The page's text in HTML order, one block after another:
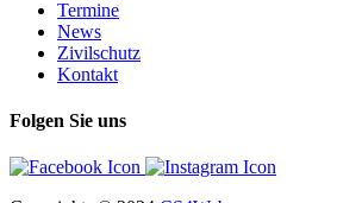
Termine
News
Zivilschutz
Kontakt
Folgen Sie uns